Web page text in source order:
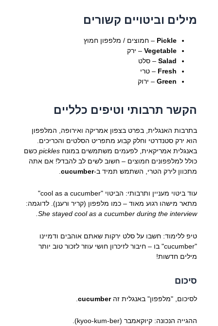
מילים וביטויים קשורים
Pickle – חמוצים / מלפפון חמוץ
Vegetable– ירק
Salad– סלט
Fresh – טרי
Green– ירוק
הקשר תרבותי וטיפים כלליים
בתרבות האנגלית, בפרט בצפון אמריקה ואירופה, המלפפון
הוא ירק סטנדרטי וחלק קבוע מתפריט הסלטים והכריכים.
באנגלית אמריקאית, לפעמים משתמשים במונח picklesכשם
כולל למלפפונים חמוצים – חשוב לשים לב להבדל! אם אתה
מתכוון לירק הטרי, השתמש תמיד ב-cucumber
.
עוד ביטוי מעניין ותרבותי: הביטוי "cool as a cucumber"
מתאר מישהו רגוע מאוד – כמו מלפפון (קריר ורענן). לדוגמה:
She stayed cool as a cucumber during the interview.
טיפ ללימוד: חשבו על סלט ירקות שאתם אוהבים ודמיינו
"cucumber" בו – חיבור לזיכרון חושי עוזר לזכור טוב יותר
מילים חדשות!
סיכום
לסיכום, "מלפפון" באנגלית זהcucumber
.
ההגייה הנכונה: קיוקאמבר (kyoo-kum-ber).